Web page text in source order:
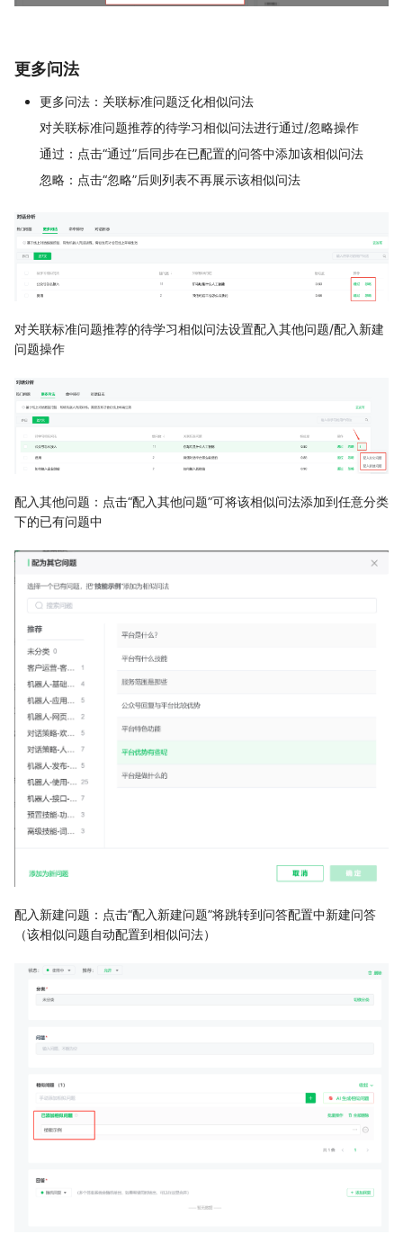
更多问法
更多问法：关联标准问题泛化相似问法
对关联标准问题推荐的待学习相似问法进行通过/忽略操作
通过：点击“通过”后同步在已配置的问答中添加该相似问法
忽略：点击“忽略”后则列表不再展示该相似问法
对关联标准问题推荐的待学习相似问法设置配入其他问题/配入新建
问题操作
配入其他问题：点击“配入其他问题”可将该相似问法添加到任意分类
下的已有问题中
配入新建问题：点击“配入新建问题”将跳转到问答配置中新建问答
（该相似问题自动配置到相似问法）